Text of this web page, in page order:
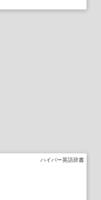
ハイパー英語辞書